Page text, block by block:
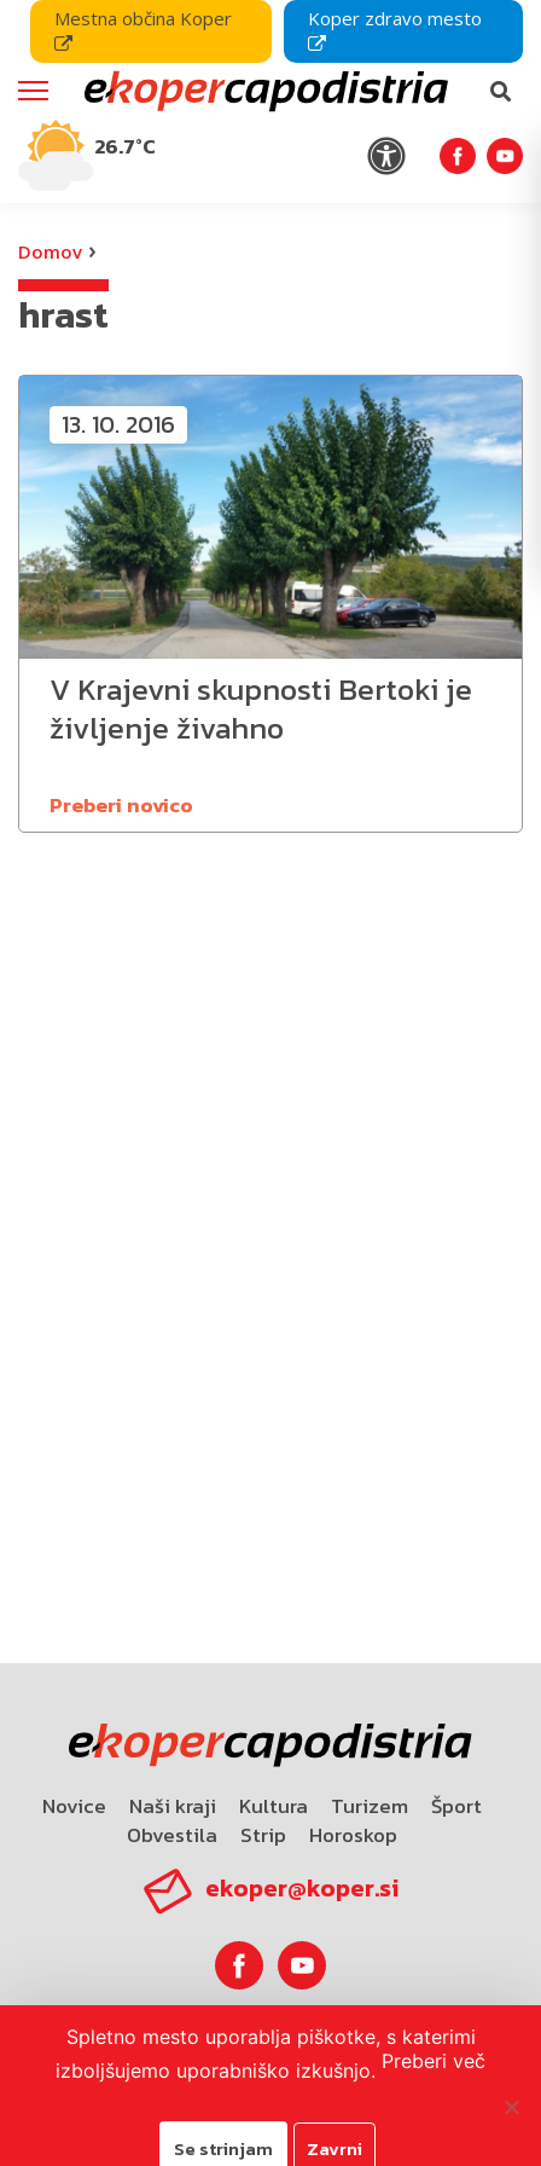
Mestna občina Koper Koper zdravo mesto
26.7°C
Domov ›
hrast
13. 10. 2016
V Krajevni skupnosti Bertoki je
življenje živahno
Preberi novico
Novice Naši kraji Kultura Turizem
Šport
Obvestila
Strip Horoskop
ekoper@koper.si
Horoskop
Spletno mesto uporablja piškotke, s katerimi
izboljšujemo uporabniško izkušnjo. Preberi več
Se strinjam Zavrni